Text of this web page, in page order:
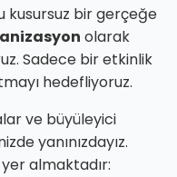
kusursuz bir gerçeğe
olarak
Sadece bir etkinlik
hedefliyoruz.
ve büyüleyici
yanınızdayız.
almaktadır: